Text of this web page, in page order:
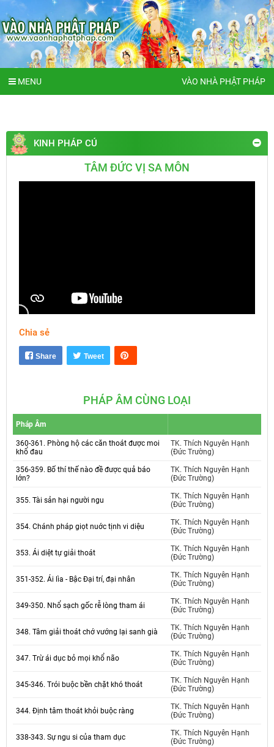
MENU VÀO NHÀ PHẬT PHÁP
KINH PHÁP CÚ
TÂM ĐỨC VỊ SA MÔN
Chia sẻ
Share Tweet
PHÁP ÂM CÙNG LOẠI
Pháp Âm
360-361. Phòng hộ các căn thoát được moi
khổ đau
TK. Thích Nguyên Hạnh
(Đức Trường)
356-359. Bố thí thế nào đề được quả báo
lớn?
TK. Thích Nguyên Hạnh
(Đức Trường)
355. Tài sản hại người ngu
TK. Thích Nguyên Hạnh
(Đức Trường)
354. Chánh pháp giọt nuớc tịnh vi diệu
TK. Thích Nguyên Hạnh
(Đức Trường)
353. Ái diệt tự giải thoát
TK. Thích Nguyên Hạnh
(Đức Trường)
351-352. Ái lìa - Bậc Đại trí, đại nhân
TK. Thích Nguyên Hạnh
(Đức Trường)
349-350. Nhổ sạch gốc rễ lòng tham ái
TK. Thích Nguyên Hạnh
(Đức Trường)
348. Tâm giải thoát chớ vướng lại sanh già
TK. Thích Nguyên Hạnh
(Đức Trường)
347. Trừ ái dục bỏ mọi khổ não
TK. Thích Nguyên Hạnh
(Đức Trường)
345-346. Trói buộc bền chặt khó thoát
TK. Thích Nguyên Hạnh
(Đức Trường)
344. Định tâm thoát khỏi buộc ràng
TK. Thích Nguyên Hạnh
(Đức Trường)
338-343. Sự ngu si của tham dục
TK. Thích Nguyên Hạnh
(Đức Trường)